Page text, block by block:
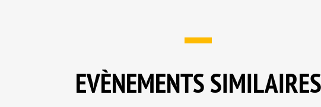
EVÈNEMENTS SIMILAIRES